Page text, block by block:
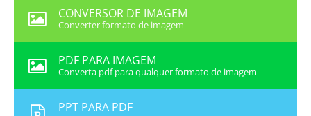
CONVERSOR DE IMAGEM
Converter formato de imagem
PDF PARA IMAGEM
Converta pdf para qualquer formato de imagem
PPT PARA PDF